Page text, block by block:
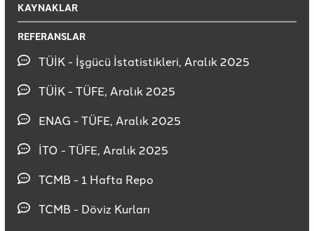
KAYNAKLAR
REFERANSLAR
TÜİK - İşgücü İstatistikleri, Aralık 2025
TÜİK - TÜFE, Aralık 2025
ENAG - TÜFE, Aralık 2025
İTO - TÜFE, Aralık 2025
TCMB - 1 Hafta Repo
TCMB - Döviz Kurları